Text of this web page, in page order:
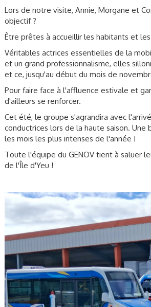
Lors de notre visite, Annie, Morgane et
objectif ?
Être prêtes à accueillir les habitants et
Véritables actrices essentielles de la
et un grand professionnalisme, elles
et ce, jusqu'au début du mois de
Pour faire face à l'affluence estivale et
d'ailleurs se renforcer.
Cet été, le groupe s'agrandira avec
conductrices lors de la haute saison.
les mois les plus intenses de l'année !
Toute l'équipe du GENOV tient à saluer
de l'Île d'Yeu !